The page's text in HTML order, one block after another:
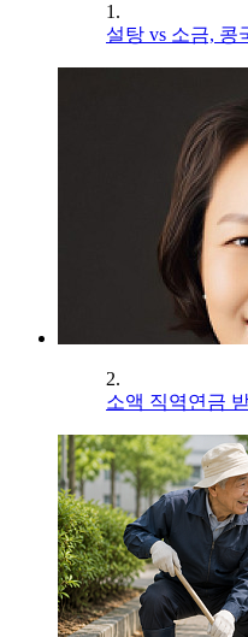
1.
설탕 vs 소금, 콩
2.
소액 직역연금